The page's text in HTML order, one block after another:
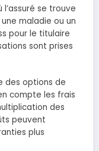
se trouve
maladie ou un
pour le titulaire
sont prises
des options de
compte les frais
des
peuvent
plus